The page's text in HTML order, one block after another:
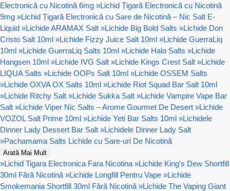
Electronică cu Nicotină 6mg »Lichid Țigară Electronică cu Nicotină
9mg »Lichid Țigară Electronică cu Sare de Nicotină – Nic Salt E-
Liquid »Lichide ARAMAX Salt »Lichide Big Bold Salts »Lichide Don
Cristo Salt 10ml »Lichide Fizzy Juice Salt 10ml »Lichide GuerraLiq
10ml »Lichide GuerraLiq Salts 10ml »Lichide Halo Salts »Lichide
Hangsen 10ml »Lichide IVG Salt »Lichide Kings Crest Salt »Lichide
LIQUA Salts »Lichide OOPs Salt 10ml »Lichide OSSEM Salts
»Lichide OXVA OX Salts 10ml »Lichide Riot Squad Bar Salt 10ml
»Lichide Ritchy Salt »Lichide Sukka Salt »Lichide Vampire Vape Bar
Salt »Lichide Viper Nic Salts – Arome Gourmet De Desert »Lichide
VOZOL Salt Prime 10ml »Lichide Yeti Bar Salts 10ml »Lichidele
Dinner Lady Dessert Bar Salt »Lichidele Dinner Lady Salt
»Pachamama Salts Lichide cu Sare-uri De Nicotină
Arată Mai Mult
»Lichid Tigara Electronica Fara Nicotina »Lichide King's Dew Shortfill
30ml Fără Nicotină »Lichide Longfill Pentru Vape »Lichide
Smokemania Shortfill 30ml Fără Nicotină »Lichide The Vaping Giant